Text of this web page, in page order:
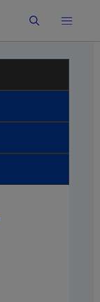
Bilatu